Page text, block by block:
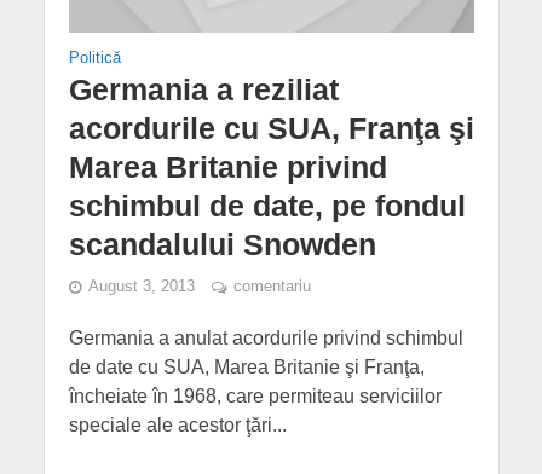
Politică
Germania a reziliat
acordurile cu SUA, Franţa şi
Marea Britanie privind
schimbul de date, pe fondul
scandalului Snowden
August 3, 2013 comentariu
Germania a anulat acordurile privind schimbul
de date cu SUA, Marea Britanie şi Franţa,
încheiate în 1968, care permiteau serviciilor
speciale ale acestor ţări...